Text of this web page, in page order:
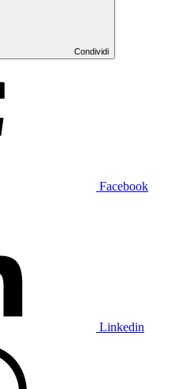
Condividi
Facebook
Linkedin